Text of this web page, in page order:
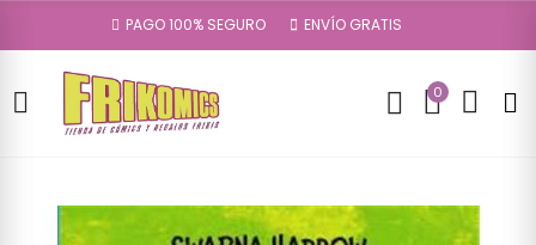
PAGO 100% SEGURO ENVÍO GRATIS
0